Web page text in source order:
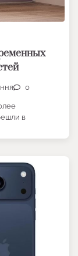
0
в